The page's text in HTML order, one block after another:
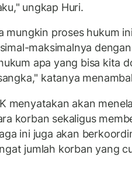
ungkap Huri.
mungkin proses hukum
maksimalnya
apa yang bisa kita
katanya
menyatakan akan
korban sekaligus
ini juga akan
jumlah korban yang